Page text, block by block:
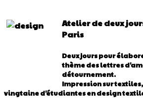
Atelier de deux
Paris
Deux jours pour
thème des lettres
détournement.
Impression sur
vingtaine d'étudiantes en design